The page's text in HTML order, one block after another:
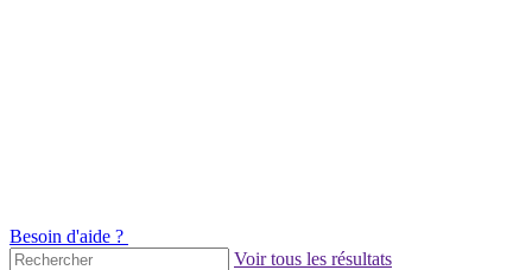
Besoin d'aide ?
Voir tous les résultats